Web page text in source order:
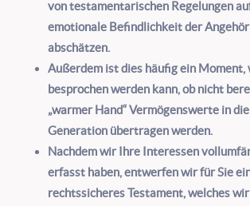
von testamentarischen Regelungen
emotionale Befindlichkeit der
abschätzen.
Außerdem ist dies häufig ein Moment,
besprochen werden kann, ob nicht
„warmer Hand“ Vermögenswerte in
Generation übertragen werden.
Nachdem wir Ihre Interessen
erfasst haben, entwerfen wir für Sie
rechtssicheres Testament, welches